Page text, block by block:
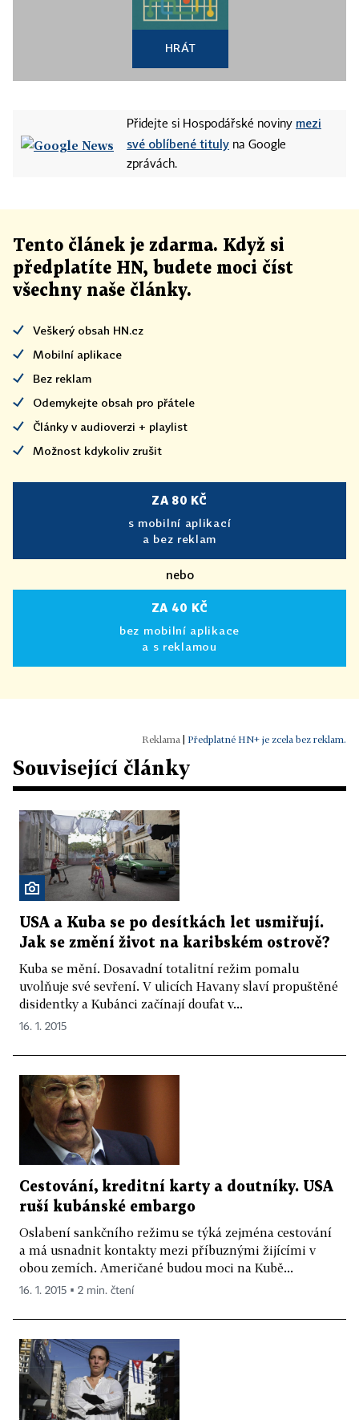
HRÁT
Přidejte si Hospodářské noviny mezi
své oblíbené tituly na Google
zprávách.
Tento článek je zdarma. Když si
předplatíte HN, budete moci číst
všechny naše články.
Veškerý obsah HN.cz
Mobilní aplikace
Bez reklam
Odemykejte obsah pro přátele
Články v audioverzi + playlist
Možnost kdykoliv zrušit
ZA 80 KČ
s mobilní aplikací
a bez reklam
nebo
ZA 40 KČ
bez mobilní aplikace
a s reklamou
Předplatné HN+ je zcela bez reklam.
Související články
USA a Kuba se po desítkách let usmiřují.
Jak se změní život na karibském ostrově?
Kuba se mění. Dosavadní totalitní režim pomalu
uvolňuje své sevření. V ulicích Havany slaví propuštěné
disidentky a Kubánci začínají doufat v...
16. 1. 2015
Cestování, kreditní karty a doutníky. USA
ruší kubánské embargo
Oslabení sankčního režimu se týká zejména cestování
a má usnadnit kontakty mezi příbuznými žijícími v
obou zemích. Američané budou moci na Kubě...
16. 1. 2015 ▪ 2 min. čtení